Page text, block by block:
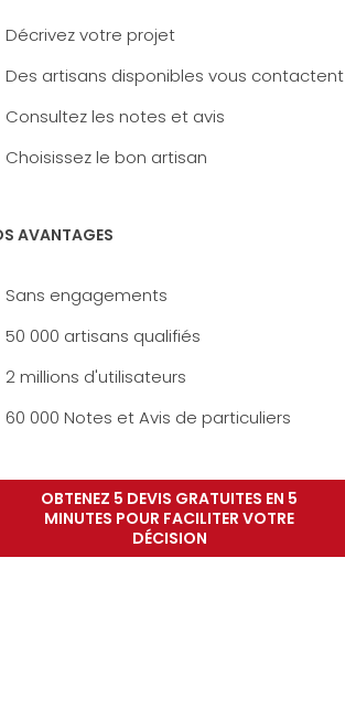
Décrivez votre projet
Des artisans disponibles vous contactent
Consultez les notes et avis
Choisissez le bon artisan
AVANTAGES
Sans engagements
50 000 artisans qualifiés
2 millions d'utilisateurs
60 000 Notes et Avis de particuliers
OBTENEZ 5 DEVIS GRATUITES EN 5
MINUTES POUR FACILITER VOTRE
DÉCISION